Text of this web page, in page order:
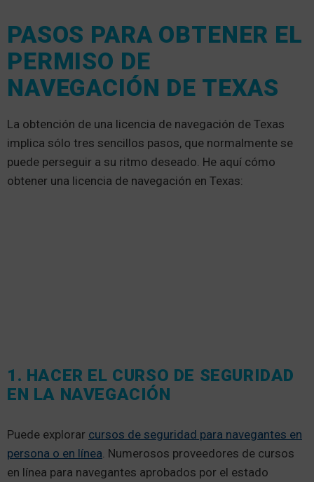
PASOS PARA OBTENER EL
PERMISO DE
NAVEGACIÓN DE TEXAS
La obtención de una licencia de navegación de Texas
implica sólo tres sencillos pasos, que normalmente se
puede perseguir a su ritmo deseado. He aquí cómo
obtener una licencia de navegación en Texas:
1. HACER EL CURSO DE SEGURIDAD
EN LA NAVEGACIÓN
Puede explorar cursos de seguridad para navegantes en
persona o en línea . Numerosos proveedores de cursos
en línea para navegantes aprobados por el estado